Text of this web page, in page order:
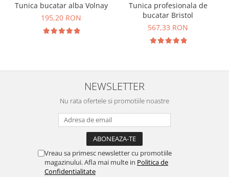
Tunica bucatar alba Volnay
195,20 RON
Tunica profesionala de
bucatar Bristol
567,33 RON
NEWSLETTER
Nu rata ofertele si promotiile noastre
Vreau sa primesc newsletter cu promotiile
magazinului. Afla mai multe in Politica de
Confidentialitate